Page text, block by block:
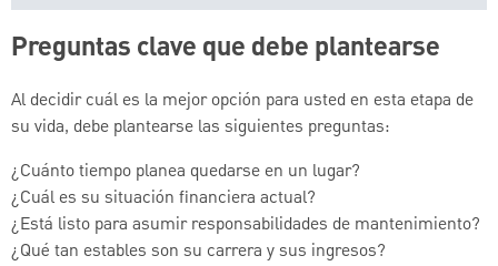
Preguntas clave que debe plantearse
Al decidir cuál es la mejor opción para usted en esta etapa de
su vida, debe plantearse las siguientes preguntas:
¿Cuánto tiempo planea quedarse en un lugar?
¿Cuál es su situación financiera actual?
¿Está listo para asumir responsabilidades de mantenimiento?
¿Qué tan estables son su carrera y sus ingresos?